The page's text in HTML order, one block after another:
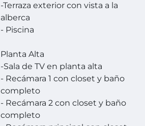
-Terraza exterior con vista a la
alberca
- Piscina
Planta Alta
-Sala de TV en planta alta
- Recámara 1 con closet y baño
completo
- Recámara 2 con closet y baño
completo